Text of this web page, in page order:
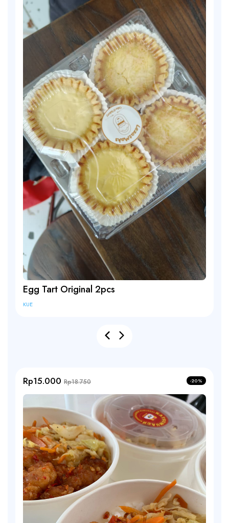
Produk dari LezatMaks
CEK SEKARANG
Dalgona Coffee
MINUMAN
Produk dari KatsuMuach
CEK SEKARANG
Rp15.000 Rp18.750 -20%